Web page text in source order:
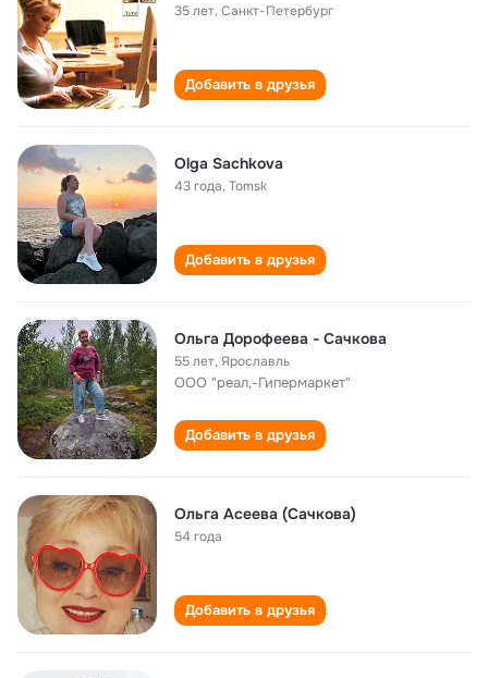
35 лет,Санкт-Петербург
Добавить в друзья
Olga Sachkova
43 года,Tomsk
Добавить в друзья
Ольга Дорофеева - Сачкова
55 лет,Ярославль
ООО "реал,-Гипермаркет"
Добавить в друзья
Ольга Асеева (Сачкова)
54 года
Добавить в друзья